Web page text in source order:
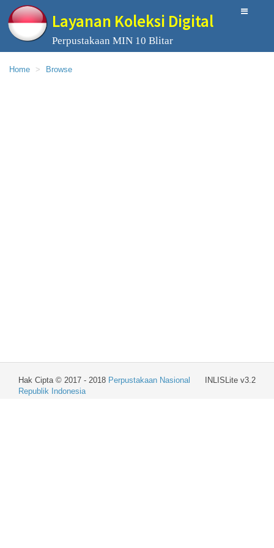
Layanan Koleksi Digital
Perpustakaan MIN 10 Blitar
Home Browse
INLISLite v3.2
Hak Cipta © 2017 - 2018 Perpustakaan Nasional
Republik Indonesia